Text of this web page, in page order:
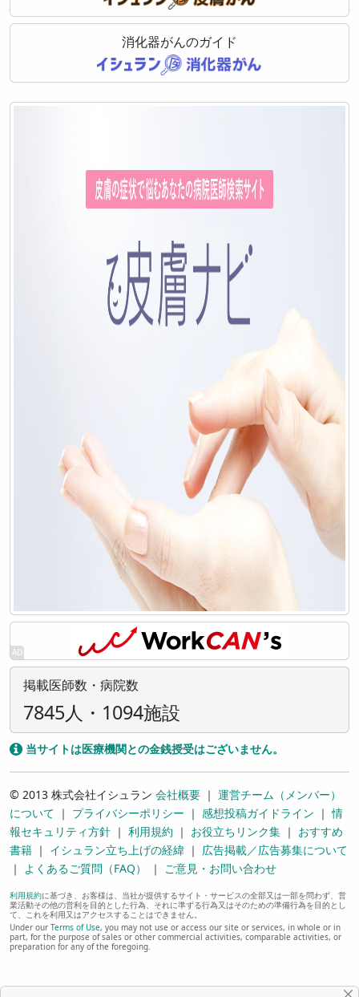
消化器がんのガイド
掲載医師数・病院数
7845人・1094施設
当サイトは医療機関との金銭授受はございません。
© 2013 株式会社イシュラン 会社概要 ｜ 運営チーム（メンバー）
について ｜ プライバシーポリシー ｜ 感想投稿ガイドライン ｜情
報セキュリティ方針 ｜ 利用規約 ｜ お役立ちリンク集 ｜ おすすめ
書籍 ｜ イシュラン立ち上げの経緯 ｜ 広告掲載／広告募集について
｜ よくあるご質問（FAQ） ｜ ご意見・お問い合わせ
利用規約に基づき、お客様は、当社が提供するサイト・サービスの全部又は一部を問わず、営
業活動その他の営利を目的とした行為、それに準ずる行為又はそのための準備行為を目的とし
て、これを利用又はアクセスすることはできません。
Under our Terms of Use, you may not use or access our site or services, in whole or in
part, for the purpose of sales or other commercial activities, comparable activities, or
preparation for any of the foregoing.